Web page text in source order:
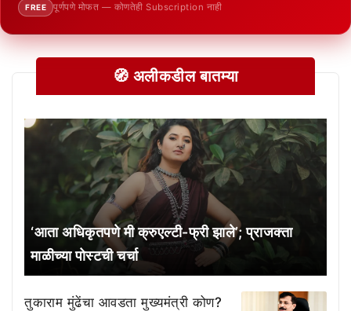
FREE पूर्णपणे मोफत — कोणतेही Subscription नाही
🧭 अलीकडील बातम्या
‘आता अधिकृतपणे मी क्रुएल्टी-फ्री झाले’; प्राजक्ता
माळीच्या पोस्टची चर्चा
तुकाराम मुंढेंचा आवडता मुख्यमंत्री कोण?